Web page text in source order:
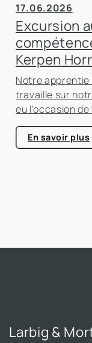
17.06.2026
Excursion
Kerpen
Notre apprentie
travaille sur
eu l'occasion
compétence
avec sa
était
En savoir plus
Larbig &